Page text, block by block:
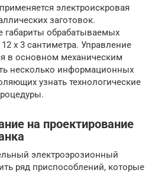
электроискровая
заготовок.
обрабатываемых
x 3 сантиметра. Управление
в основном механическим
несколько информационных
узнать технологические
на проектирование
электроэрозионный
ряд приспособлений, которые